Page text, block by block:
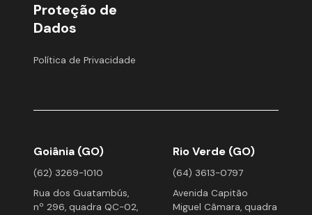
Proteção de
Dados
Política de Privacidade
Goiânia (GO)
(62) 3269-1010
Rua dos Guatambús,
nº 296, quadra QC-02,
Rio Verde (GO)
(64) 3613-0797
Avenida Capitão
Miguel Câmara, quadra